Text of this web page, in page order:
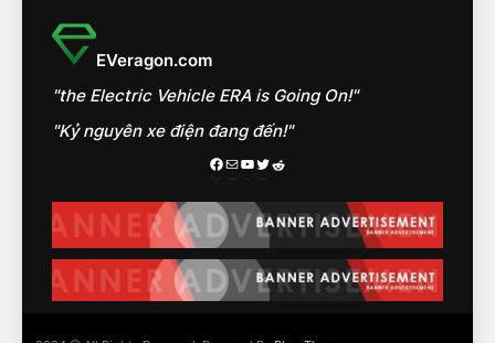
15
‘cảnh vệ’ ADAS, ‘trợ lý’ ViVi
trên ngàn dặm đường
CÔNG NGHỆ AI, TỰ LÁI, ADAS,
ROBOTAXI
ĐÁNH GIÁ XE
Chọn VinFast VF8 hay Santa
Fe, Fortuner ?
ĐÁNH GIÁ XE
EVeragon.com
"the Electric Vehicle ERA is Going On!"
"Kỷ nguyên xe điện đang đến!"
Facebook
MailYoutube
Twitter